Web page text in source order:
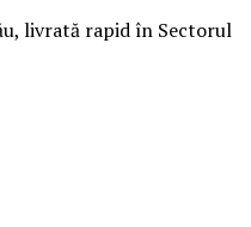
livrată rapid în Sectorul